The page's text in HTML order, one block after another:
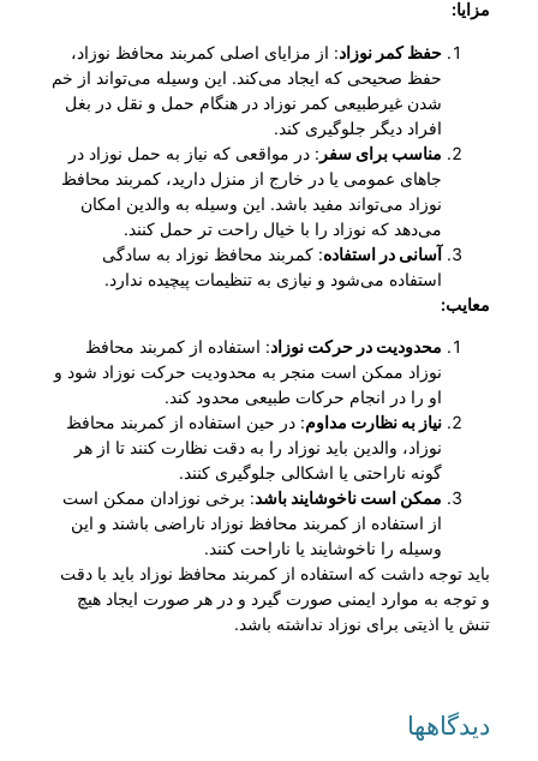
مزایا:
حفظ کمر نوزاد: از مزایای اصلی کمربند محافظ نوزاد،
حفظ صحیحی که ایجاد می‌کند. این وسیله می‌تواند از خم
شدن غیرطبیعی کمر نوزاد در هنگام حمل و نقل در بغل
افراد دیگر جلوگیری کند.
مناسب برای سفر : در مواقعی که نیاز به حمل نوزاد در
جاهای عمومی یا در خارج از منزل دارید، کمربند محافظ
نوزاد می‌تواند مفید باشد. این وسیله به والدین امکان
می‌دهد که نوزاد را با خیال راحت تر حمل کنند.
آسانی در استفاده: کمربند محافظ نوزاد به سادگی
استفاده می‌شود و نیازی به تنظیمات پیچیده ندارد.
معایب:
محدودیت در حرکت نوزاد: استفاده از کمربند محافظ
نوزاد ممکن است منجر به محدودیت حرکت نوزاد شود و
او را در انجام حرکات طبیعی محدود کند.
نیاز به نظارت مداوم: در حین استفاده از کمربند محافظ
نوزاد، والدین باید نوزاد را به دقت نظارت کنند تا از هر
گونه ناراحتی یا اشکالی جلوگیری کنند.
ممکن است ناخوشایند باشد: برخی نوزادان ممکن است
از استفاده از کمربند محافظ نوزاد ناراضی باشند و این
وسیله را ناخوشایند یا ناراحت کنند.
باید توجه داشت که استفاده از کمربند محافظ نوزاد باید با دقت
و توجه به موارد ایمنی صورت گیرد و در هر صورت ایجاد هیچ
تنش یا اذیتی برای نوزاد نداشته باشد.
دیدگاهها